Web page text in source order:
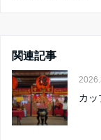
関連記事
カ